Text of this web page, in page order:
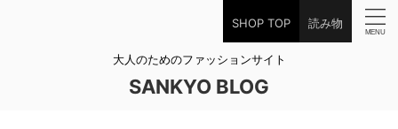
SHOP TOP 読み物
大人のためのファッションサイト
SANKYO BLOG